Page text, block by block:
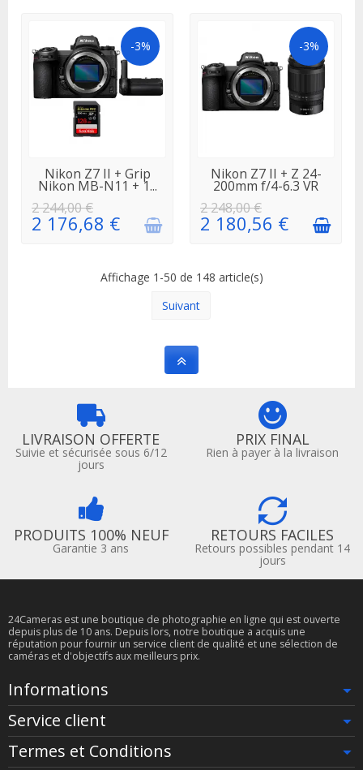
-3%
EN
RÉAPPROVISIONNEMENT
Nikon Z7 II + Grip
Nikon MB-N11 + 1...
2 244,00 €
2 176,68 €
-3%
EN STOCK
Nikon Z7 II + Z 24-
200mm f/4-6.3 VR
2 248,00 €
2 180,56 €
Affichage 1-50 de 148 article(s)
Suivant
LIVRAISON OFFERTE
Suivie et sécurisée sous 6/12
jours
PRIX FINAL
Rien à payer à la livraison
PRODUITS 100% NEUF
Garantie 3 ans
RETOURS FACILES
Retours possibles pendant 14
jours
24Cameras est une boutique de photographie en ligne qui est ouverte
depuis plus de 10 ans. Depuis lors, notre boutique a acquis une
réputation pour fournir un service client de qualité et une sélection de
caméras et d'objectifs aux meilleurs prix.
Informations
Service client
Termes et Conditions